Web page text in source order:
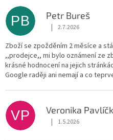
p
i
h
o
d
n
o
c
e
n
PB Petr Bureš
Hodnocení obchodu
| 2.7.2026
Zboží se zpožděním 2 měsíce a
,,prodejce,, mi bylo oznámení ze
krásné hodnocení na jejich
Google raději ani nemají a co
VP Veronika
Hodnocení obchodu
| 1.5.2026